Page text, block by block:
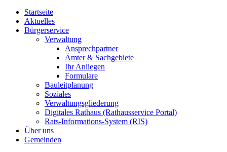
Startseite
Aktuelles
Bürgerservice
Verwaltung
Ansprechpartner
Ämter & Sachgebiete
Ihr Anliegen
Formulare
Bauleitplanung
Soziales
Verwaltungsgliederung
Digitales Rathaus (Rathausservice Portal)
Rats-Informations-System (RIS)
Über uns
Gemeinden